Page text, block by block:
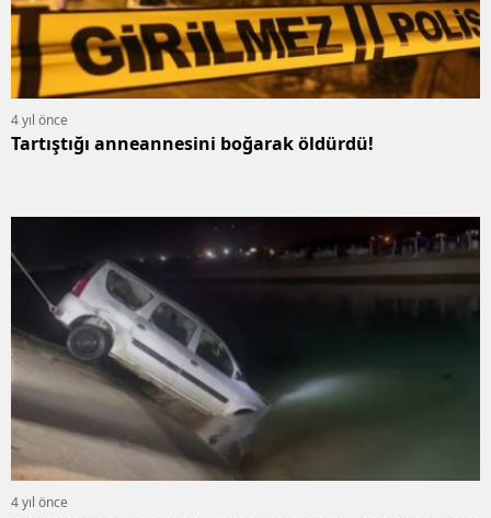
4 yıl önce
Tartıştığı anneannesini boğarak öldürdü!
4 yıl önce